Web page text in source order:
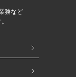
務など